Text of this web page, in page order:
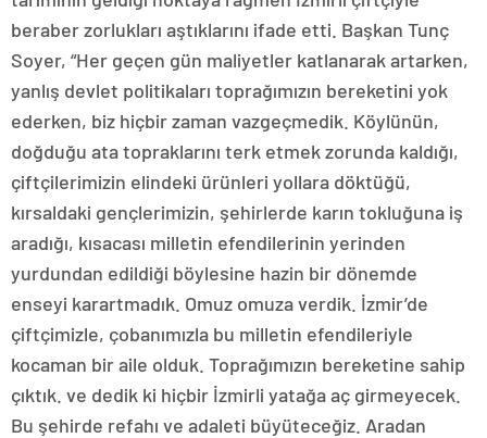
beraber zorlukları aştıklarını ifade etti. Başkan Tunç
Soyer, “Her geçen gün maliyetler katlanarak artarken,
yanlış devlet politikaları toprağımızın bereketini yok
ederken, biz hiçbir zaman vazgeçmedik. Köylünün,
doğduğu ata topraklarını terk etmek zorunda kaldığı,
çiftçilerimizin elindeki ürünleri yollara döktüğü,
kırsaldaki gençlerimizin, şehirlerde karın tokluğuna iş
aradığı, kısacası milletin efendilerinin yerinden
yurdundan edildiği böylesine hazin bir dönemde
enseyi karartmadık. Omuz omuza verdik. İzmir’de
çiftçimizle, çobanımızla bu milletin efendileriyle
kocaman bir aile olduk. Toprağımızın bereketine sahip
çıktık. ve dedik ki hiçbir İzmirli yatağa aç girmeyecek.
Bu şehirde refahı ve adaleti büyüteceğiz. Aradan